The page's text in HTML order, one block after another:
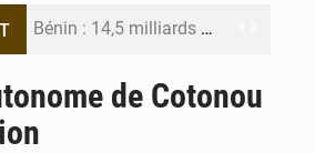
Bénin : 14,5 milliards de dollars pour faire de la CDN 3.0 un bouclier économique
de Cotonou